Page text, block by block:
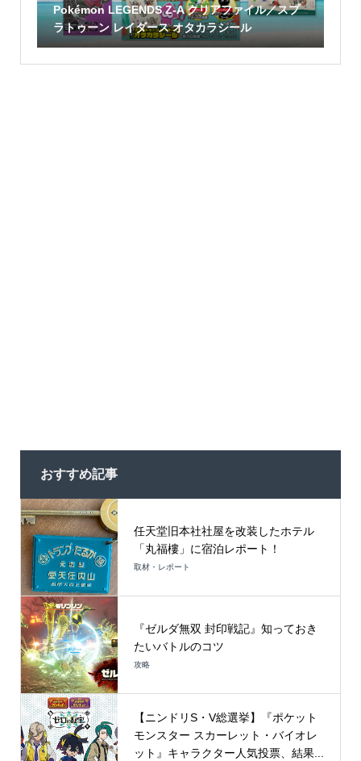
Pokémon LEGENDS Z-A クリアファイル／スプ
ラトゥーン レイダース オタカラシール
おすすめ記事
任天堂旧本社社屋を改装したホテル
「丸福樓」に宿泊レポート！
取材・レポート
『ゼルダ無双 封印戦記』知っておき
たいバトルのコツ
攻略
【ニンドリS・V総選挙】『ポケット
モンスター スカーレット・バイオレ
ット』キャラクター人気投票、結果...